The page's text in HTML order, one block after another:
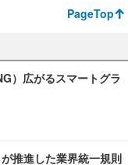
PageTop
）広がるスマートグラ
推進した業界統一規則